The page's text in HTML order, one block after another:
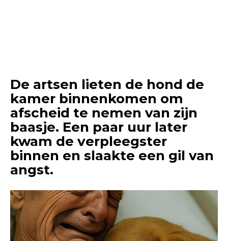
De artsen lieten de hond de
kamer binnenkomen om
afscheid te nemen van zijn
baasje. Een paar uur later
kwam de verpleegster
binnen en slaakte een gil van
angst.